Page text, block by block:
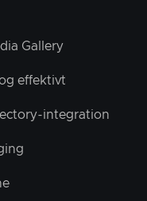
Gallery
effektivt
integration